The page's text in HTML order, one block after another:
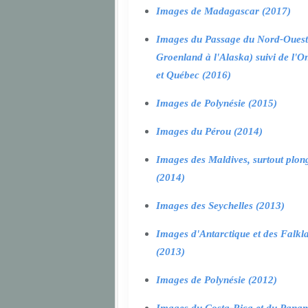
Images de Madagascar (2017)
Images du Passage du Nord-
Groenland à l'Alaska) suivi de
et Québec (2016)
Images de Polynésie (2015)
Images du Pérou (2014)
Images des Maldives, surtout
(2014)
Images des Seychelles (2013)
Images d'Antarctique et des
(2013)
Images de Polynésie (2012)